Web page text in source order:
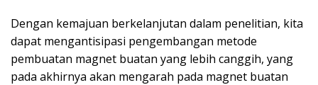
Dengan kemajuan berkelanjutan dalam penelitian, kita
dapat mengantisipasi pengembangan metode
pembuatan magnet buatan yang lebih canggih, yang
pada akhirnya akan mengarah pada magnet buatan